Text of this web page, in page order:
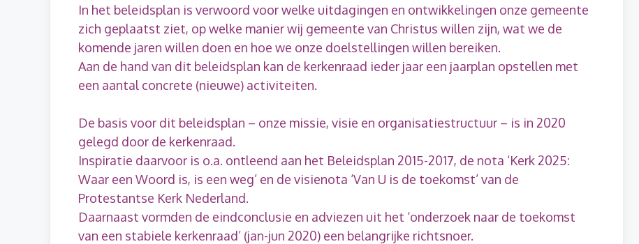
In het beleidsplan is verwoord voor welke uitdagingen en ontwikkelingen onze gemeente
zich geplaatst ziet, op welke manier wij gemeente van Christus willen zijn, wat we de
komende jaren willen doen en hoe we onze doelstellingen willen bereiken.
Aan de hand van dit beleidsplan kan de kerkenraad ieder jaar een jaarplan opstellen met
een aantal concrete (nieuwe) activiteiten.
De basis voor dit beleidsplan – onze missie, visie en organisatiestructuur – is in 2020
gelegd door de kerkenraad.
Inspiratie daarvoor is o.a. ontleend aan het Beleidsplan 2015-2017, de nota ‘Kerk 2025:
Waar een Woord is, is een weg’ en de visienota ‘Van U is de toekomst’ van de
Protestantse Kerk Nederland.
Daarnaast vormden de eindconclusie en adviezen uit het ‘onderzoek naar de toekomst
van een stabiele kerkenraad’ (jan-jun 2020) een belangrijke richtsnoer.